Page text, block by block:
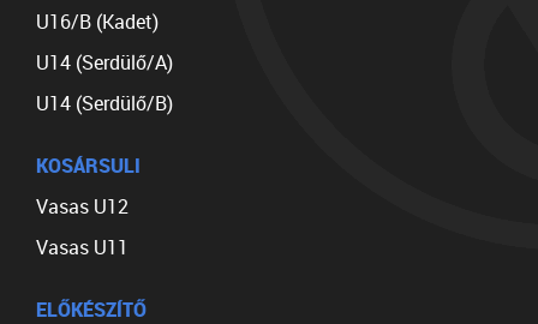
U16/B (Kadet)
U14 (Serdülő/A)
U14 (Serdülő/B)
KOSÁRSULI
Vasas U12
Vasas U11
ELŐKÉSZÍTŐ